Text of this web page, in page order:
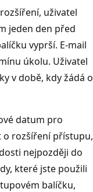
uživatel
jeden den před
vyprší. E-mail
úkolu. Uživatel
v době, kdy žádá o
datum pro
o rozšíření přístupu,
nejpozději do
které jste použili
balíčku,